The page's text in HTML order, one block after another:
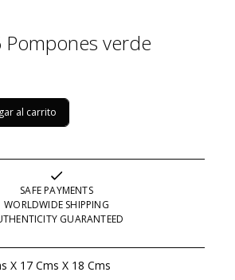
Pompones verde
SAFE PAYMENTS
WORLDWIDE SHIPPING
GUARANTEED
X 17 Cms X 18 Cms